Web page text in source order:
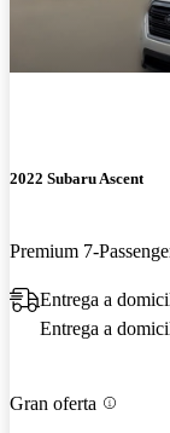
2022 Subaru Ascent
Premium 7-
Entrega a
Entrega a
Gran oferta